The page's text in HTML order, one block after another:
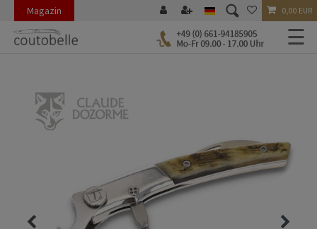
Magazin 0,00 EUR
☰